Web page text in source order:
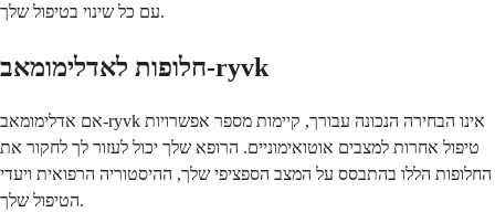
עם כל שינוי בטיפול שלך.
חלופות לאדלימומאב-ryvk
אם אדלימומאב-ryvk אינו הבחירה הנכונה עבורך, קיימות מספר אפשרויות
טיפול אחרות למצבים אוטואימוניים. הרופא שלך יכול לעזור לך לחקור את
החלופות הללו בהתבסס על המצב הספציפי שלך, ההיסטוריה הרפואית ויעדי
הטיפול שלך.